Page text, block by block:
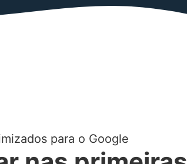
para o Google